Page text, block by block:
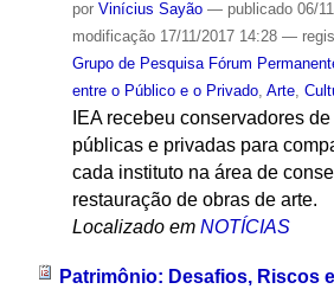
por Vinícius Sayão — publicado06/
modificação17/11/2017 14:28 —
Grupo de Pesquisa Fórum
entre o Público e o Privado, Arte,
IEA recebeu conservadores
públicas e privadas para
cada instituto na área de
restauração de obras de arte.
Localizado em NOTÍCIAS
Patrimônio: Desafios, Riscos